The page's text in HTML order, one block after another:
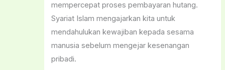
mempercepat proses pembayaran hutang.
Syariat Islam mengajarkan kita untuk
mendahulukan kewajiban kepada sesama
manusia sebelum mengejar kesenangan
pribadi.